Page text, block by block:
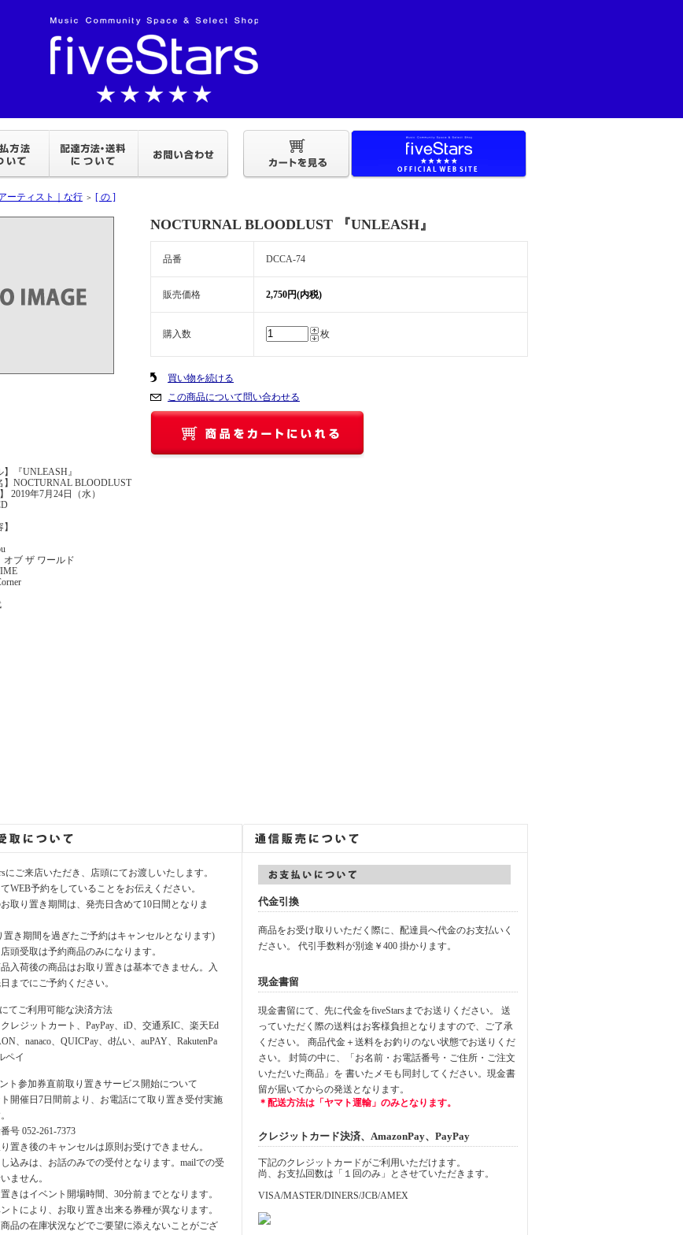
ーティスト｜な行 ＞ [ の ]
NOCTURNAL BLOODLUST 『UNLEASH』
品番 DCCA-74
販売価格 2,750円(内税)
購入数 枚
買い物を続ける
この商品について問い合わせる
】『UNLEASH』
】NOCTURNAL BLOODLUST
2019年7月24日（水）
】
オブ ザ ワールド
にご来店いただき、店頭にてお渡しいたします。
WEB予約をしていることをお伝えください。
取り置き期間は、発売日含めて10日間となりま
置き期間を過ぎたご予約はキャンセルとなります)
頭受取は予約商品のみになります。
入荷後の商品はお取り置きは基本できません。入
までにご予約ください。
てご利用可能な決済方法
レジットカート、PayPay、iD、交通系IC、楽天Ed
、nanaco、QUICPay、d払い、auPAY、RakutenPa
ペイ
ト参加券直前取り置きサービス開始について
開催日7日間前より、お電話にて取り置き受付実施
号 052-261-7373
置き後のキャンセルは原則お受けできません。
込みは、お話のみでの受付となります。mailでの受
ません。
きはイベント開場時間、30分前までとなります。
トにより、お取り置き出来る券種が異なります。
品の在庫状況などでご要望に添えないことがござ
代金引換
商品をお受け取りいただく際に、配達員へ代金のお支払いく
ださい。 代引手数料が別途￥400 掛かります。
現金書留
現金書留にて、先に代金をfiveStarsまでお送りください。 送
っていただく際の送料はお客様負担となりますので、ご了承
ください。 商品代金＋送料をお釣りのない状態でお送りくだ
さい。 封筒の中に、「お名前・お電話番号・ご住所・ご注文
いただいた商品」を 書いたメモも同封してください。現金書
留が届いてからの発送となります。
＊配送方法は「ヤマト運輸」のみとなります。
クレジットカード決済、AmazonPay、PayPay
下記のクレジットカードがご利用いただけます。
尚、お支払回数は「１回のみ」とさせていただきます。
VISA/MASTER/DINERS/JCB/AMEX